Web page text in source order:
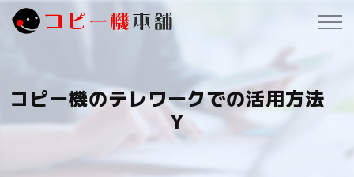
コピー機のテレワークでの活用方法
Y